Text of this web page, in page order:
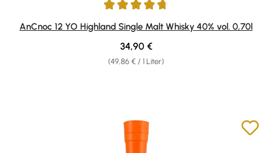
Durchschnittliche Bewertung von 4.65 von 5 Sternen
AnCnoc 12 YO Highland Single Malt Whisky 40% vol. 0,70l
(49,86 € / 1 Liter)
Regulärer Preis:
34,90 €